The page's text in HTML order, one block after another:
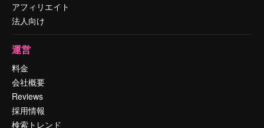
アフィリエイト
法人向け
運営
料金
会社概要
Reviews
採用情報
検索トレンド